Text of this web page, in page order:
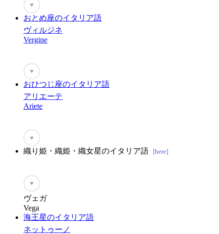
♥
おとめ座のイタリア語
ヴィルジネ
Vergine
♥
おひつじ座のイタリア語
アリエーテ
Ariete
♥
織り姫・織姫・織女星のイタリア語 [here]
♥
ヴェガ
Vega
海王星のイタリア語
ネットゥーノ